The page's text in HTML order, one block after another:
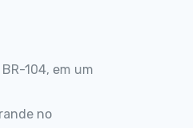
104, em um
no